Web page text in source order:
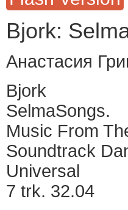
Bjork:
Анастасия
Bjork
SelmaSongs.
Music From
Soundtrack
Universal
7 trk. 32.04